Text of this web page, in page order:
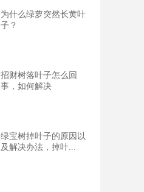
为什么绿萝突然长黄叶
子？
招财树落叶子怎么回
事，如何解决
绿宝树掉叶子的原因以
及解决办法，掉叶...